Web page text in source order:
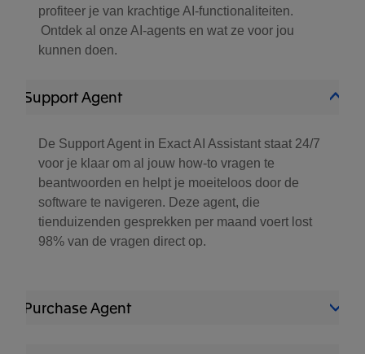
profiteer je van krachtige AI-functionaliteiten.
Ontdek al onze AI-agents en wat ze voor jou
kunnen doen.
Support Agent
De Support Agent in Exact AI Assistant staat 24/7
voor je klaar om al jouw how-to vragen te
beantwoorden en helpt je moeiteloos door de
software te navigeren. Deze agent, die
tienduizenden gesprekken per maand voert lost
98% van de vragen direct op.
Purchase Agent​